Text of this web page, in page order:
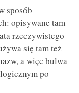
sposób
opisywane tam
rzeczywistego
się tam też
a więc bulwa
po